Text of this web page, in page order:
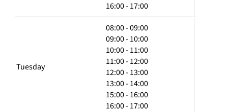
16:00 - 17:00
Tuesday
08:00 - 09:00
09:00 - 10:00
10:00 - 11:00
11:00 - 12:00
12:00 - 13:00
13:00 - 14:00
15:00 - 16:00
16:00 - 17:00